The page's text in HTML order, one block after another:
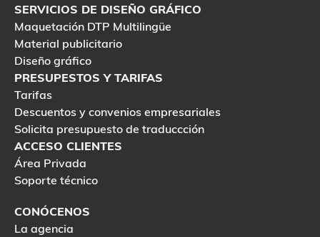
SERVICIOS DE DISEÑO GRÁFICO
Maquetación DTP Multilingüe
Material publicitario
Diseño gráfico
PRESUPESTOS Y TARIFAS
Tarifas
Descuentos y convenios empresariales
Solicita presupuesto de traduccción
ACCESO CLIENTES
Área Privada
Soporte técnico
CONÓCENOS
La agencia